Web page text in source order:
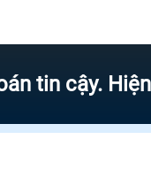
cậy. Hiện